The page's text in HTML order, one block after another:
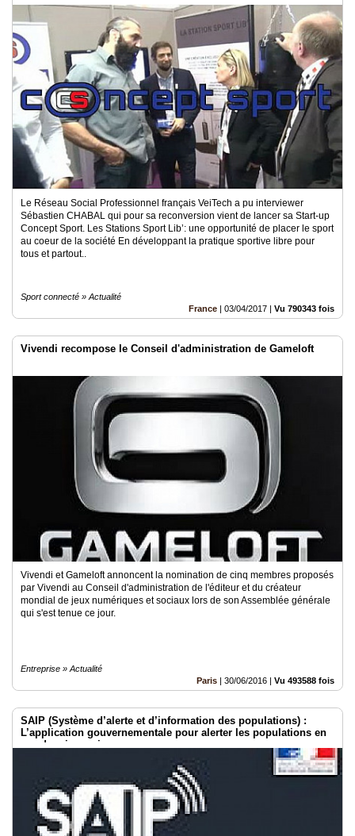
Le Réseau Social Professionnel français VeiTech a pu interviewer
Sébastien CHABAL qui pour sa reconversion vient de lancer sa Start-up
Concept Sport. Les Stations Sport Lib’: une opportunité de placer le sport
au coeur de la société En développant la pratique sportive libre pour
tous et partout..
Sport connecté » Actualité
France | 03/04/2017 | Vu 790343 fois
Vivendi recompose le Conseil d'administration de Gameloft
Vivendi et Gameloft annoncent la nomination de cinq membres proposés
par Vivendi au Conseil d'administration de l'éditeur et du créateur
mondial de jeux numériques et sociaux lors de son Assemblée générale
qui s'est tenue ce jour.
Entreprise » Actualité
Paris | 30/06/2016 | Vu 493588 fois
SAIP (Système d’alerte et d’information des populations) :
L’application gouvernementale pour alerter les populations en
cas de crise majeure